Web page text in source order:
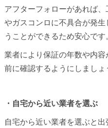
アフターフォローがあれば
やガスコンロに不具合が発
うことができるため安心です。
業者により保証の年数や内
前に確認するようにしましょ
・自宅から近い業者を選ぶ
自宅から近い業者を選ぶと